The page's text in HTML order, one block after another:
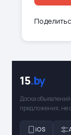
15.by
Доска
предложения, не
iOS